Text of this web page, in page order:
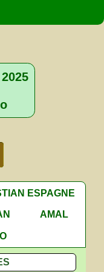
ESPAGNE
AMAL